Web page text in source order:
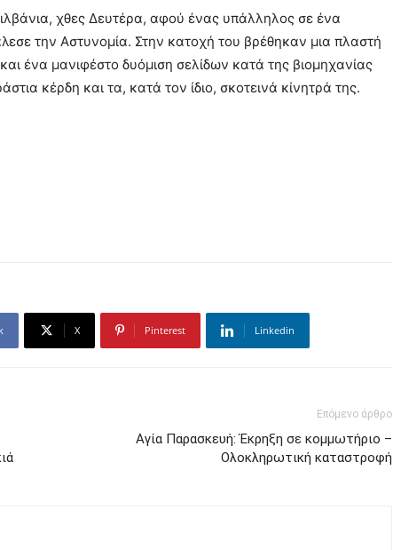
χθες Δευτέρα, αφού ένας υπάλληλος σε ένα
την Αστυνομία. Στην κατοχή του βρέθηκαν μια πλαστή
ένα μανιφέστο δυόμιση σελίδων κατά της βιομηχανίας
κέρδη και τα, κατά τον ίδιο, σκοτεινά κίνητρά της.
X Pinterest Linkedin
Επόμενο άρθρο
Αγία Παρασκευή: Έκρηξη σε κομμωτήριο –
Ολοκληρωτική καταστροφή